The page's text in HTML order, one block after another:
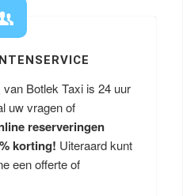
Botlek Taxi is 24 uur
uw vragen of
reserveringen
korting! Uiteraard kunt
een offerte of